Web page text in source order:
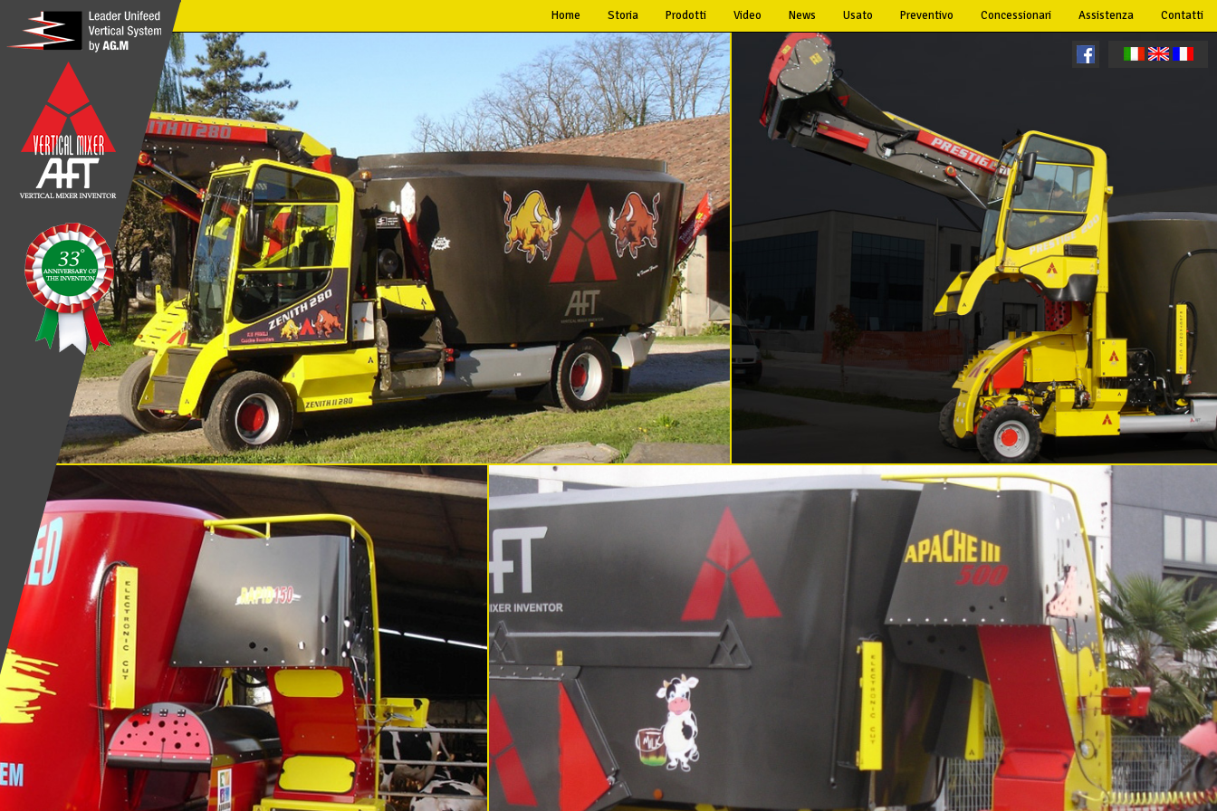
Contatti
Assistenza
Concessionari
Preventivo
Usato
News
Video
Prodotti
Storia
Home
Carri Verticali Taglia Miscelatori
SemoventiBicoclea
Carri Verticali Taglia Miscelatori
SemoventiMonococlea